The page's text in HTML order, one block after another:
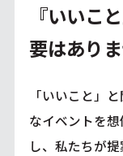
『いいこ
要はあり
「いいこと」
なイベントを
し、私たちが